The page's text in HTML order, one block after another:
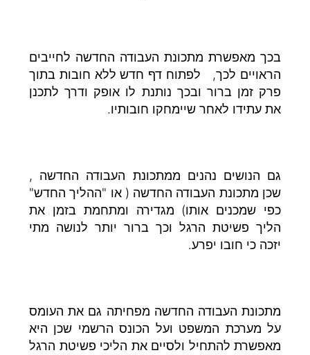
בכך מאפשרת מתכונת העבודה החדשה לחייבים
הראויים לכך, לפתוח דף חדש ללא חובות בתוך
פרק זמן ברור ובכך נותנת לו אופק ודרך לתכנן
את עתידו לאחר שיימחקו חובותיו.
גם הנושים נהנים ממתכונת העבודה החדשה ,
שכן מתכונת העבודה החדשה ( או "ההליך החדש"
כפי שמכנים אותו) מגדירה ומתחמת בזמן את
הליך פשיטת הרגל וכך ברור יותר לנושה מתי
יזכה כי חובו יפרע.
מתכונת העבודה החדשה מפחיתה גם את העומס
על מערכת המשפט ועל הכונס הרשמי שכן היא
מאפשרת להתחיל ולסיים את הליכי פשיטת הרגל